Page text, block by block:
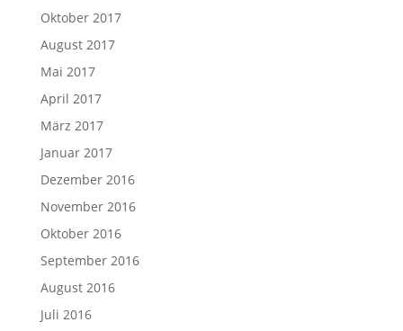
Oktober 2017
August 2017
Mai 2017
April 2017
März 2017
Januar 2017
Dezember 2016
November 2016
Oktober 2016
September 2016
August 2016
Juli 2016